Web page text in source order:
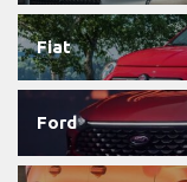
Fiat
Ford